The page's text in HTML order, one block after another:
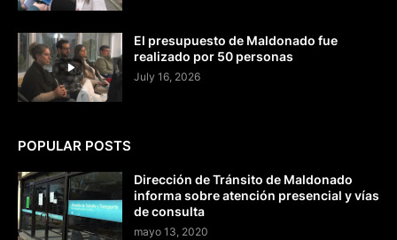
El presupuesto de Maldonado fue
realizado por 50 personas
July 16, 2026
POPULAR POSTS
Dirección de Tránsito de Maldonado
informa sobre atención presencial y vías
de consulta
mayo 13, 2020